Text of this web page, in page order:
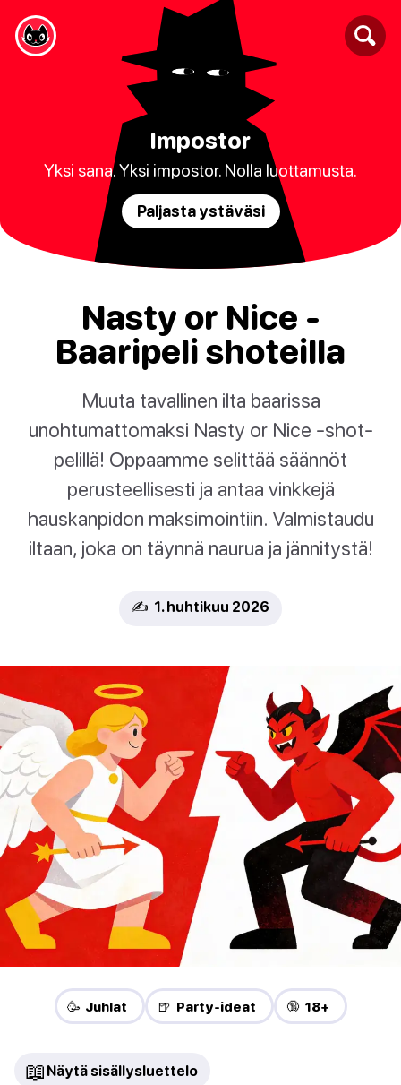
Impostor
Yksi sana. Yksi impostor. Nolla luottamusta.
Paljasta ystäväsi
Nasty or Nice -
Baaripeli shoteilla
Muuta tavallinen ilta baarissa
unohtumattomaksi Nasty or Nice -shot-
pelillä! Oppaamme selittää säännöt
perusteellisesti ja antaa vinkkejä
hauskanpidon maksimointiin. Valmistaudu
iltaan, joka on täynnä naurua ja jännitystä!
✍️ 1. huhtikuu 2026
🥳 Juhlat 🍺 Party-ideat 🔞 18+
📖 Näytä sisällysluettelo